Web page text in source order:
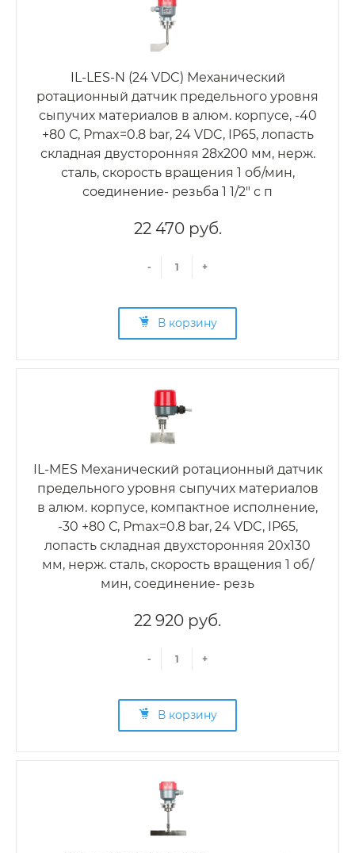
IL-LES-N (24 VDC) Механический
ротационный датчик предельного уровня
сыпучих материалов в алюм. корпусе, -40
+80 С, Рmax=0.8 bar, 24 VDC, IP65, лопасть
складная двусторонняя 28х200 мм, нерж.
сталь, скорость вращения 1 об/мин,
соединение- резьба 1 1/2" с п
22 470 руб.
- +
В корзину
IL-MES Механический ротационный датчик
предельного уровня сыпучих материалов
в алюм. корпусе, компактное исполнение,
-30 +80 С, Рmax=0.8 bar, 24 VDC, IP65,
лопасть складная двухсторонняя 20х130
мм, нерж. сталь, скорость вращения 1 об/
мин, соединение- резь
22 920 руб.
- +
В корзину